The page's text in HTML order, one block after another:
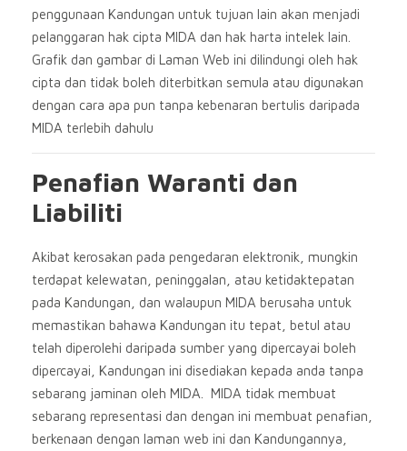
penggunaan Kandungan untuk tujuan lain akan menjadi
pelanggaran hak cipta MIDA dan hak harta intelek lain.
Grafik dan gambar di Laman Web ini dilindungi oleh hak
cipta dan tidak boleh diterbitkan semula atau digunakan
dengan cara apa pun tanpa kebenaran bertulis daripada
MIDA terlebih dahulu
Penafian Waranti dan
Liabiliti
Akibat kerosakan pada pengedaran elektronik, mungkin
terdapat kelewatan, peninggalan, atau ketidaktepatan
pada Kandungan, dan walaupun MIDA berusaha untuk
memastikan bahawa Kandungan itu tepat, betul atau
telah diperolehi daripada sumber yang dipercayai boleh
dipercayai, Kandungan ini disediakan kepada anda tanpa
sebarang jaminan oleh MIDA. MIDA tidak membuat
sebarang representasi dan dengan ini membuat penafian,
berkenaan dengan laman web ini dan Kandungannya,